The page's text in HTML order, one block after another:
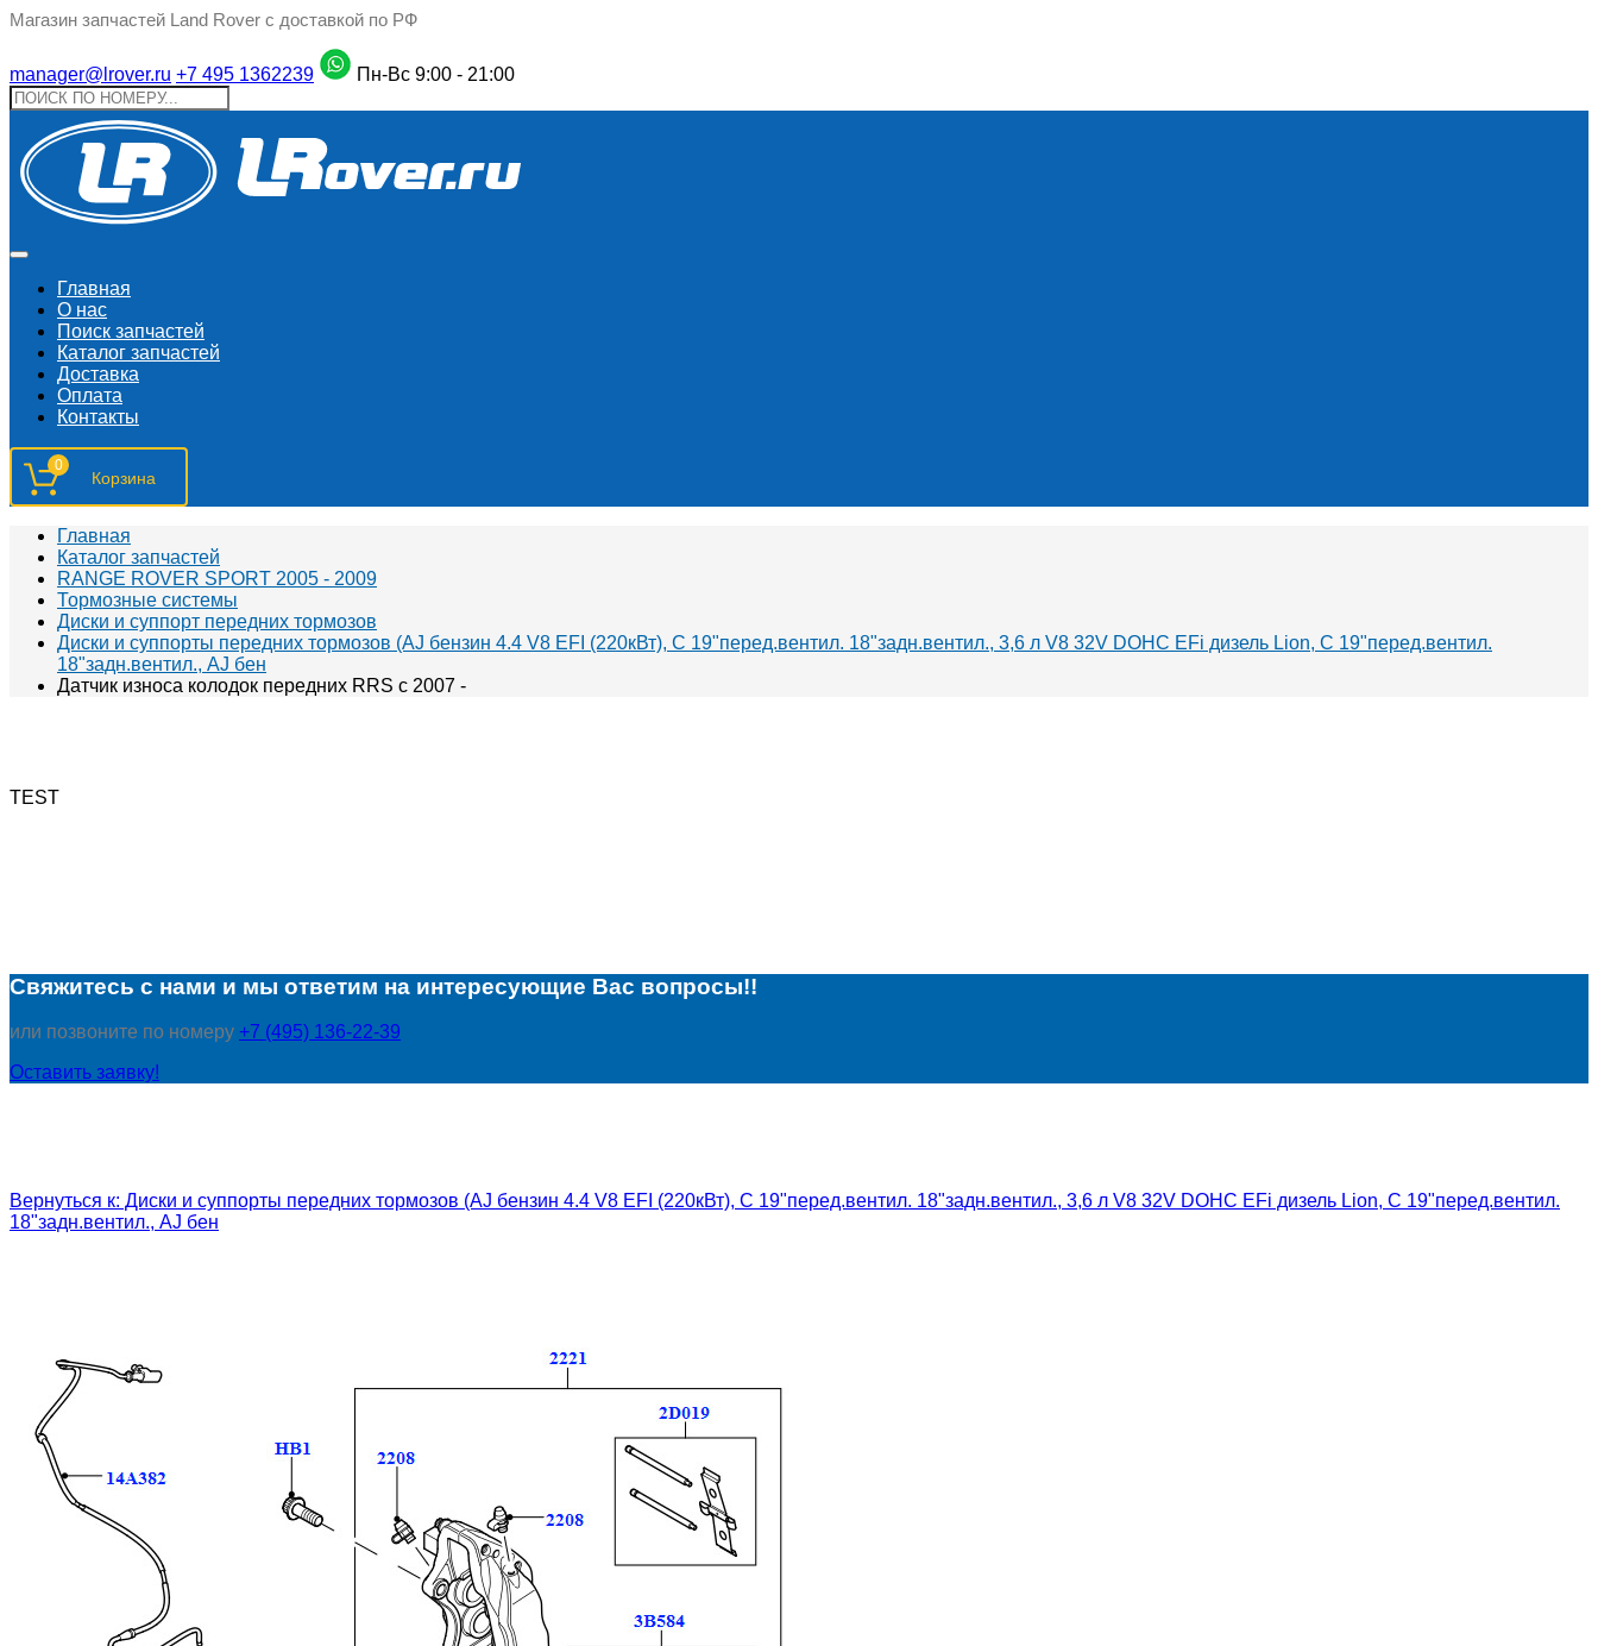
Магазин запчастей Land Rover с доставкой по РФ
manager@lrover.ru +7 495 1362239 Пн-Вс 9:00 - 21:00
Главная
О нас
Поиск запчастeй
Каталог запчастей
Доставка
Оплата
Контакты
0
Главная
Каталог запчастей
RANGE ROVER SPORT 2005 - 2009
Тормозные системы
Диски и суппорт передних тормозов
Диски и суппорты передних тормозов (AJ бензин 4.4 V8 EFI (220кВт), С 19"перед.вентил. 18"задн.вентил., 3,6 л V8 32V DOHC EFi дизель Lion, С 19"перед.вентил.
18"задн.вентил., AJ бен
Датчик износа колодок передних RRS с 2007 -
TEST
Свяжитесь с нами и мы ответим на интересующие Вас вопросы!!
или позвоните по номеру +7 (495) 136-22-39
Оставить заявку!
Вернуться к: Диски и суппорты передних тормозов (AJ бензин 4.4 V8 EFI (220кВт), С 19"перед.вентил. 18"задн.вентил., 3,6 л V8 32V DOHC EFi дизель Lion, С 19"перед.вентил.
18"задн.вентил., AJ бен